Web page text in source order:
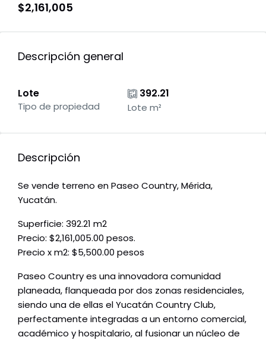
$2,161,005
Descripción general
Lote
Tipo de propiedad
392.21
Lote m²
Descripción
Se vende terreno en Paseo Country, Mérida,
Yucatán.
Superficie: 392.21 m2
Precio: $2,161,005.00 pesos.
Precio x m2: $5,500.00 pesos
Paseo Country es una innovadora comunidad
planeada, flanqueada por dos zonas residenciales,
siendo una de ellas el Yucatán Country Club,
perfectamente integradas a un entorno comercial,
académico y hospitalario, al fusionar un núcleo de